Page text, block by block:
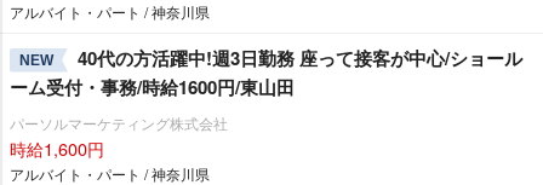
アルバイト・パート / 神奈川県
NEW
40代の方活躍中!週3日勤務 座って接客が中心/ショール
ーム受付・事務/時給1600円/東山田
パーソルマーケティング株式会社
時給1,600円
アルバイト・パート / 神奈川県